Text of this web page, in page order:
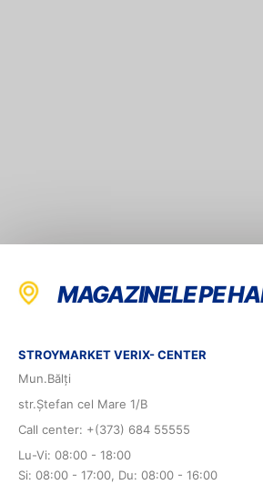
MAGAZINELE PE
STROYMARKET VERIX- CENTER
Mun.Bălți
str.Ștefan cel Mare 1/B
Call center: +(373) 684 55555
Lu-Vi: 08:00 - 18:00
Si: 08:00 - 17:00, Du: 08:00 - 16:00